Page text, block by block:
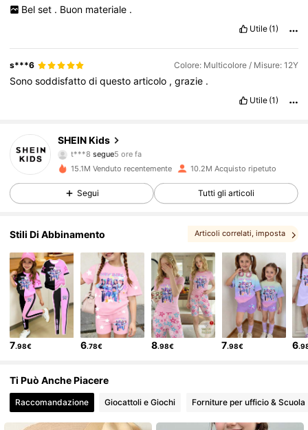
Bel set . Buon materiale .
Utile (1)
s***6 Colore: Multicolore / Misure: 12Y
Sonosoddisfattodiquestoarticolo ,grazie .
Utile (1)
SHEIN Kids
t***8segue 5 ore fa
y***2 sta navigando
4.89
808K Follower
4.89 808K Follower
4.89 808K Follower
4.89 808K Follower
15.1M Venduto recentemente 10.2M Acquisto ripetuto
Segui Tutti gli articoli
Stili Di Abbinamento Articoli correlati, imposta
7.98€ 6.78€ 8.98€ 7.98€ 6
Ti Può Anche Piacere
Raccomandazione Giocattoli e Giochi Forniture per ufficio & Scuola